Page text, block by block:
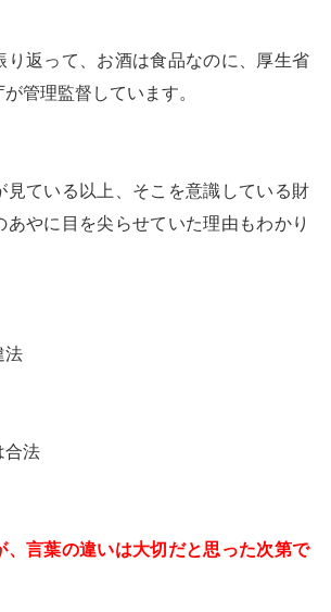
り返って、お酒は食品なのに、厚生省
管理監督しています。
見ている以上、そこを意識している財
あやに目を尖らせていた理由もわかり
法
法
、言葉の違いは大切だと思った次第で